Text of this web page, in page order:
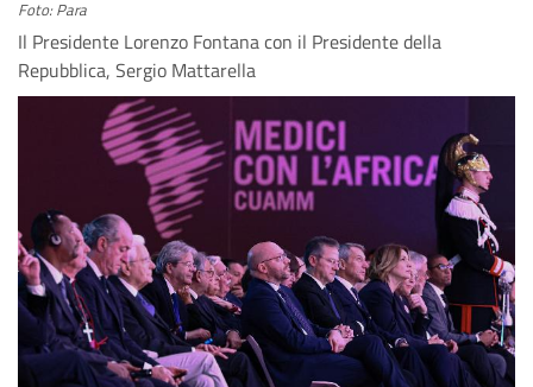
Foto: Para
Il Presidente Lorenzo Fontana con il Presidente della
Repubblica, Sergio Mattarella